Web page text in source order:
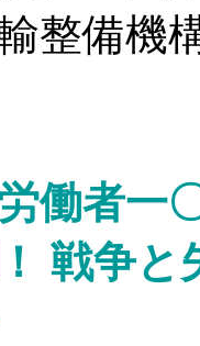
整備機
働者一
戦争